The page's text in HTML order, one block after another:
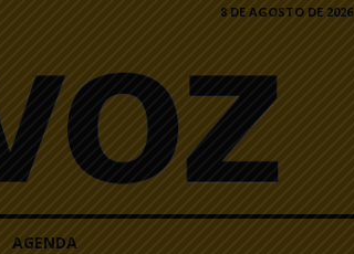
8 DE AGOSTO DE 2026
AGENDA